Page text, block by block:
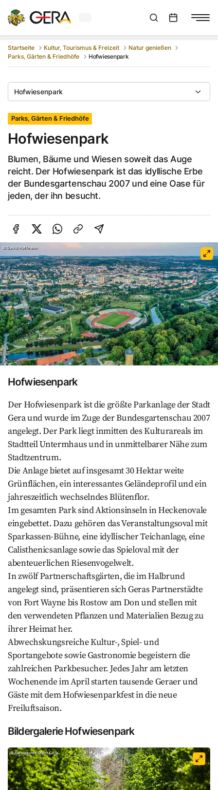
Aktuelles Wetter in GeraSuchleiste anzeigen
Startseite Kultur, Tourismus & Freizeit
Natur genießen
Parks, Gärten & Friedhöfe
Hofwiesenpark
Hofwiesenpark
Parks, Gärten & Friedhöfe
Hofwiesenpark
Blumen, Bäume und Wiesen soweit das Auge
reicht. Der Hofwiesenpark ist das idyllische Erbe
der Bundesgartenschau 2007 und eine Oase für
jeden, der ihn besucht.
Auf Facebook teilen
Auf Twitter teilen
Per Link teilen
shareViaEmail
©David Hoffmann
Hofwiesenpark
Der Hofwiesenpark ist die größte Parkanlage der Stadt
Gera und wurde im Zuge der Bundesgartenschau 2007
angelegt. Der Park liegt inmitten des Kulturareals im
Stadtteil Untermhaus und in unmittelbarer Nähe zum
Stadtzentrum.
Die Anlage bietet auf insgesamt 30 Hektar weite
Grünflächen, ein interessantes Geländeprofil und ein
jahreszeitlich wechselndes Blütenflor.
Im gesamten Park sind Aktionsinseln in Heckenovale
eingebettet. Dazu gehören das Veranstaltungsoval mit
Sparkassen-Bühne, eine idyllischer Teichanlage, eine
Calisthenicsanlage sowie das Spieloval mit der
abenteuerlichen Riesenvogelwelt.
In zwölf Partnerschaftsgärten, die im Halbrund
angelegt sind, präsentieren sich Geras Partnerstädte
von Fort Wayne bis Rostow am Don und stellen mit
den verwendeten Pflanzen und Materialien Bezug zu
ihrer Heimat her.
Abwechskungsreiche Kultur-, Spiel- und
Sportangebote sowie Gastronomie begeistern die
zahlreichen Parkbesucher. Jedes Jahr am letzten
Wochenende im April starten tausende Geraer und
Gäste mit dem Hofwiesenparkfest in die neue
Freiluftsaison.
Bildergalerie Hofwiesenpark
©bw.pictures/Stadt Gera